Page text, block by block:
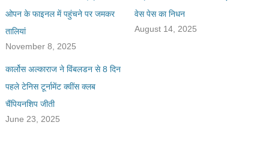
ओपन के फाइनल में पहुंचने पर जमकर
तालियां
November 8, 2025
वेस पेस का निधन
August 14, 2025
कार्लोस अल्काराज ने विंबलडन से 8 दिन
पहले टेनिस टूर्नामेंट क्वींस क्लब
चैंपियनशिप जीती
June 23, 2025